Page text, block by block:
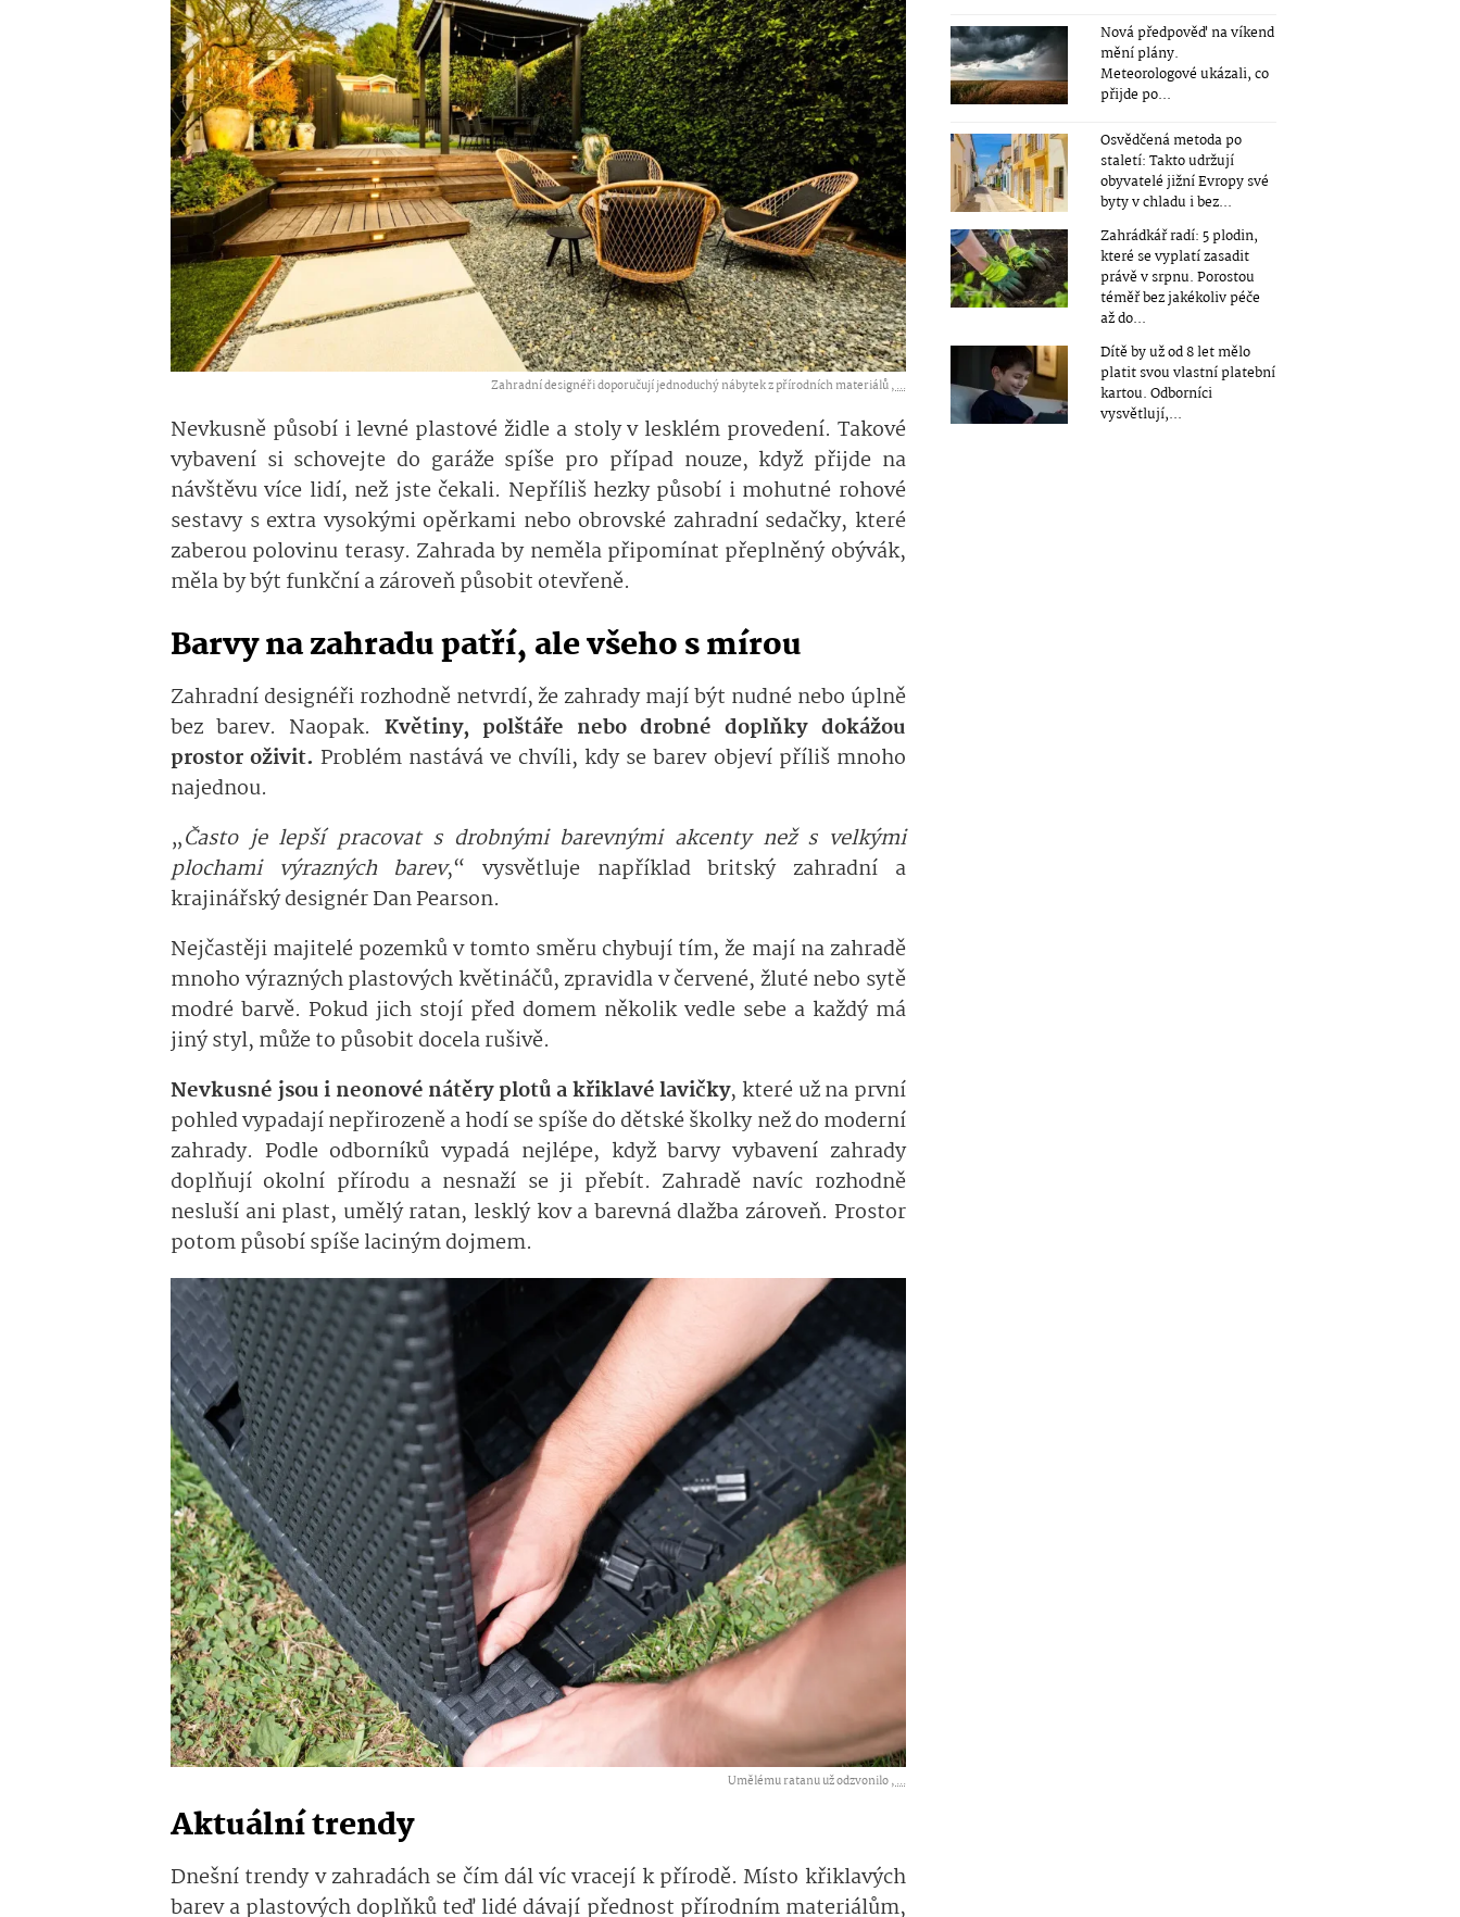
Zahradní designéři doporučují jednoduchý nábytek z přírodních materiálů ,...
Nevkusně působí i levné plastové židle a stoly v lesklém provedení. Takové
vybavení si schovejte do garáže spíše pro případ nouze, když přijde na
návštěvu více lidí, než jste čekali. Nepříliš hezky působí i mohutné rohové
sestavy s extra vysokými opěrkami nebo obrovské zahradní sedačky, které
zaberou polovinu terasy. Zahrada by neměla připomínat přeplněný obývák,
měla by být funkční a zároveň působit otevřeně.
Barvy na zahradu patří, ale všeho s mírou
Zahradní designéři rozhodně netvrdí, že zahrady mají být nudné nebo úplně
bez barev. Naopak. Květiny, polštáře nebo drobné doplňky dokážou
prostor oživit.Problém nastává ve chvíli, kdy se barev objeví příliš mnoho
najednou.
„Často je lepší pracovat s drobnými barevnými akcenty než s velkými
plochami výrazných barev,“ vysvětluje například britský zahradní a
krajinářský designér Dan Pearson.
Nejčastěji majitelé pozemků v tomto směru chybují tím, že mají na zahradě
mnoho výrazných plastových květináčů, zpravidla v červené, žluté nebo sytě
modré barvě. Pokud jich stojí před domem několik vedle sebe a každý má
jiný styl, může to působit docela rušivě.
Nevkusné jsou i neonové nátěry plotů a křiklavé lavičky, které už na první
pohled vypadají nepřirozeně a hodí se spíše do dětské školky než do moderní
zahrady. Podle odborníků vypadá nejlépe, když barvy vybavení zahrady
doplňují okolní přírodu a nesnaží se ji přebít. Zahradě navíc rozhodně
nesluší ani plast, umělý ratan, lesklý kov a barevná dlažba zároveň. Prostor
potom působí spíše laciným dojmem.
Umělému ratanu už odzvonilo ,...
Aktuální trendy
Dnešní trendy v zahradách se čím dál víc vracejí k přírodě. Místo křiklavých
barev a plastových doplňků teď lidé dávají přednost přírodním materiálům,
Nová předpověď na víkend
mění plány.
Meteorologové ukázali, co
přijde po...
Osvědčená metoda po
staletí: Takto udržují
obyvatelé jižní Evropy své
byty v chladu i bez...
Zahrádkář radí: 5 plodin,
které se vyplatí zasadit
právě v srpnu. Porostou
téměř bez jakékoliv péče
až do...
Dítě by už od 8 let mělo
platit svou vlastní platební
kartou. Odborníci
vysvětlují,...